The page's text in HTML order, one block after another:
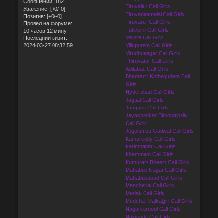
Сообщений: 182
Уважение: [+0/-0]
Позитив: [+0/-0]
Провел на форуме:
10 часов 12 минут
Последний визит:
2024-03-27 08:32:59
Tiruvallur Call Girls
Tiruvannamalai Call Girls
Tiruvarur Call Girls
Tuticorin Call Girls
Vellore Call Girls
Villupuram Call Girls
Virudhunagar Call Girls
Thiruvarur Call Girls
Adilabad Call Girls
Bhadradri Kothagudem Call
Girls
Hyderabad Call Girls
Jagtial Call Girls
Jangaon Call Girls
Jayashankar Bhoopalpally
Call Girls
Jogulamba Gadwal Call Girls
Kamareddy Call Girls
Karimnagar Call Girls
Khammam Call Girls
Kumuram Bheem Call Girls
Mahabub Nagar Call Girls
Mahabubabad Call Girls
Mancherial Call Girls
Medak Call Girls
Medchal-Malkajgiri Call Girls
Nagarkurnool Call Girls
Nalgonda Call Girls